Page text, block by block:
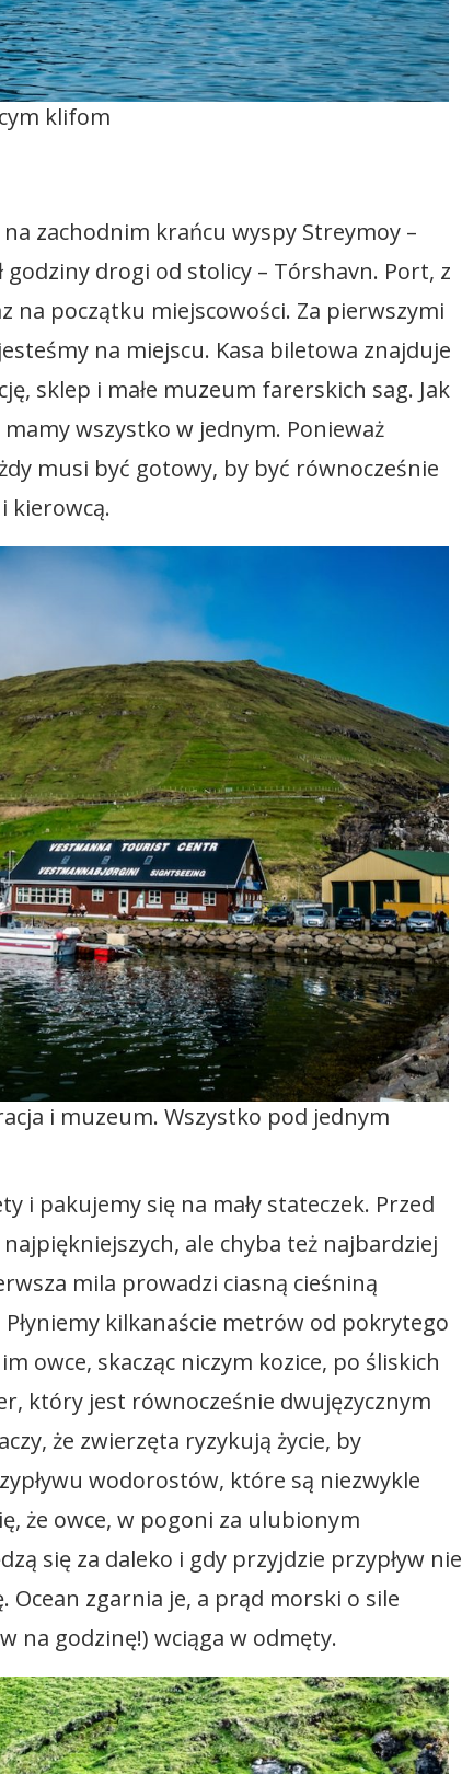
klifom
zachodnim krańcu wyspy Streymoy –
godziny drogi od stolicy – Tórshavn. Port, z
na początku miejscowości. Za pierwszymi
na miejscu. Kasa biletowa znajduje
sklep i małe muzeum farerskich sag. Jak
wszystko w jednym. Ponieważ
musi być gotowy, by być równocześnie
kierowcą.
i muzeum. Wszystko pod jednym
i pakujemy się na mały stateczek. Przed
ale chyba też najbardziej
mila prowadzi ciasną cieśniną
kilkanaście metrów od pokrytego
owce, skacząc niczym kozice, po śliskich
który jest równocześnie dwujęzycznym
że zwierzęta ryzykują życie, by
wodorostów, które są niezwykle
że owce, w pogoni za ulubionym
się za daleko i gdy przyjdzie przypływ nie
Ocean zgarnia je, a prąd morski o sile
na godzinę!) wciąga w odmęty.